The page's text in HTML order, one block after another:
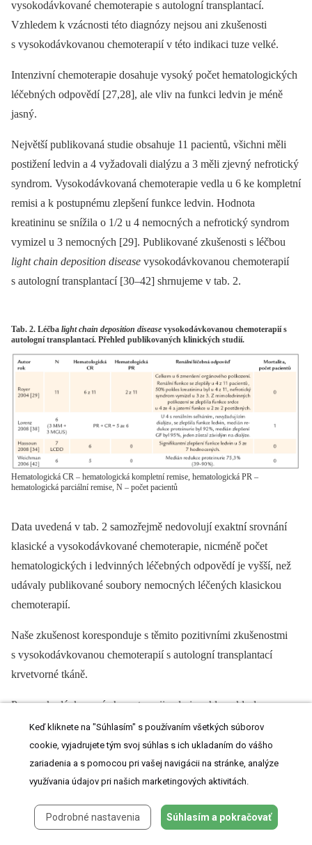
vysokodávkované chemoterapie s autologní transplantací.
Vzhledem k vzácnosti této diagnózy nejsou ani zkušenosti
s vysokodávkovanou chemoterapií v této indikaci tuze velké.
Intenzivní chemoterapie dosahuje vysoký počet hematologických
léčebných odpovědí [27,28], ale vliv na funkci ledvin je méně
jasný.
Největší publikovaná studie obsahuje 11 pacientů, všichni měli
postižení ledvin a 4 vyžadovali dialýzu a 3 měli zjevný nefrotický
syndrom. Vysokodávkovaná chemoterapie vedla u 6 ke kompletní
remisi a k postupnému zlepšení funkce ledvin. Hodnota
kreatininu se snížila o 1/2 u 4 nemocných a nefrotický syndrom
vymizel u 3 nemocných [29]. Publikované zkušenosti s léčbou
light chain deposition disease vysokodávkovanou chemoterapií
s autologní transplantací [30–42] shrnujeme v tab. 2.
Tab. 2. Léčba light chain deposition disease vysokodávkovanou chemoterapií s
autologní transplantací. Přehled publikovaných klinických studií.
Hematologická CR – hematologická kompletní remise, hematologická PR –
hematologická parciální remise, N – počet pacientů
Data uvedená v tab. 2 samozřejmě nedovolují exaktní srovnání
klasické a vysokodávkované chemoterapie, nicméně počet
hematologických i ledvinných léčebných odpovědí je vyšší, než
udávaly publikované soubory nemocných léčených klasickou
chemoterapií.
Naše zkušenost koresponduje s těmito pozitivními zkušenostmi
s vysokodávkovanou chemoterapií s autologní transplantací
krvetvorné tkáně.
Po vysokodávkované chemoterapii velmi rychle poklesla
koncentrace volných lehkých řetězců κ, jak uvádíme
v tab. 1. V průběhu vysokodávkované chemoterapie však vznikla
mukositida a febrilní neutropenie se septickým stavem a současně
výrazně vzestoupil kreatinin. Zhoršení funkce ledvin v období
těsně po vysokodávkované chemoterapii mělo nejspíše souvislost
se septickým stavem a septickým šokem. Není známo, zda
Keď kliknete na "Súhlasím" s používaním všetkých súborov
cookie, vyjadrujete tým svoj súhlas s ich ukladaním do vášho
zariadenia a s pomocou pri vašej navigácii na stránke, analýze
využívania údajov pri našich marketingových aktivitách.
Podrobné nastavenia Súhlasím a pokračovať